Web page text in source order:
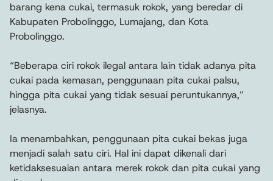
barang kena cukai, termasuk rokok, yang beredar di
Kabupaten Probolinggo, Lumajang, dan Kota
Probolinggo.
“Beberapa ciri rokok ilegal antara lain tidak adanya pita
cukai pada kemasan, penggunaan pita cukai palsu,
hingga pita cukai yang tidak sesuai peruntukannya,”
jelasnya.
Ia menambahkan, penggunaan pita cukai bekas juga
menjadi salah satu ciri. Hal ini dapat dikenali dari
ketidaksesuaian antara merek rokok dan pita cukai yang